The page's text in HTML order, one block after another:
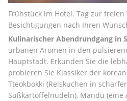
Frühstück im Hotel. Tag zur
Besichtigungen nach Ihren
Kulinarischer Abendrundgang in
urbanen Aromen in den
Hauptstadt. Erkunden Sie die
probieren Sie Klassiker der
Tteokbokki (Reiskuchen in
Süßkartoffelnudeln), Mandu (eine